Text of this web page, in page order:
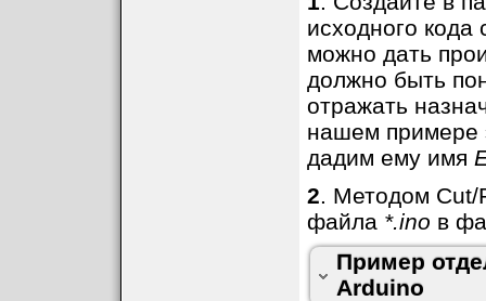
исходного
можно дать
должно быть
отражать
нашем примере
дадим ему имя
2. Методом Cut/
файла *.ino в
Пример
Arduino
return data;
void WriteTo24C04 (
{
  Wire.write(addr);
  Wire.write(data);
Обратите
строчка с
заголовочный
заголовочном
функций